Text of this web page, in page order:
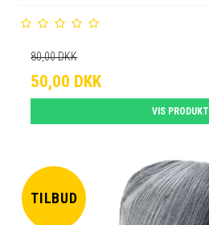
80,00 DKK
50,00 DKK
VIS PRODUKT
TILBUD